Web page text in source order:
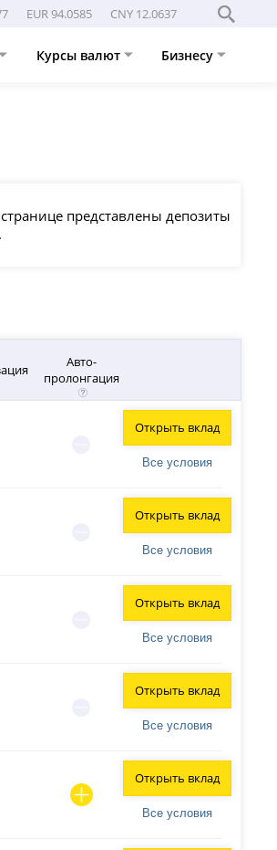
EUR 94.0585 CNY 12.0637
Курсы валют Бизнесу
представлены депозиты
Авто-
пролонгация
Все условия
Открыть вклад
Все условия
Открыть вклад
Все условия
Открыть вклад
Все условия
Открыть вклад
Все условия
Открыть вклад